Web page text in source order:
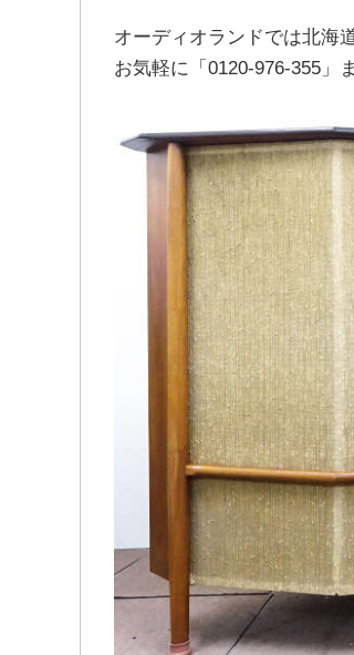
オーディオランドでは北海
お気軽に「0120-976-355」